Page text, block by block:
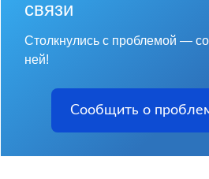
связи
Столкнулись с проблемой —
ней!
Сообщить о